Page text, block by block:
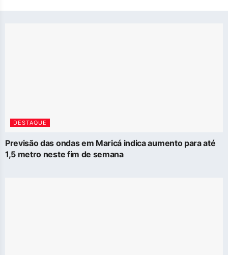
DESTAQUE
Previsão das ondas em Maricá indica aumento para até
1,5 metro neste fim de semana